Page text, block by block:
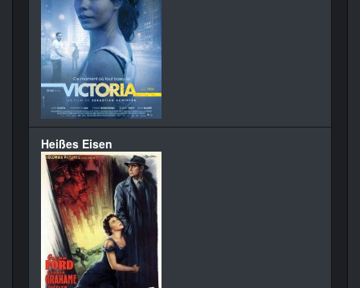
Heißes Eisen